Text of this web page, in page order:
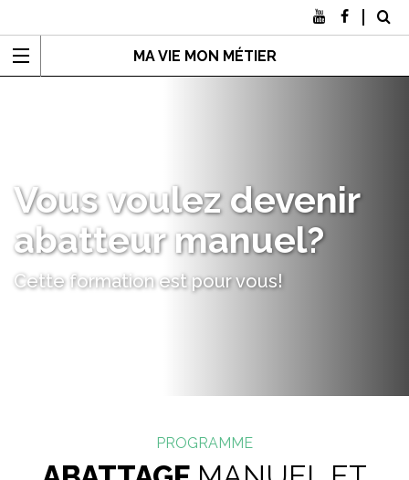
MA VIE MON MÉTIER
Vous voulez devenir
abatteur manuel?
Cette formation est pour vous!
PROGRAMME